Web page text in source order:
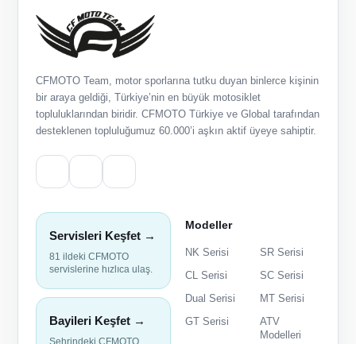
CFMOTO Team, motor sporlarına tutku duyan binlerce kişinin
bir araya geldiği, Türkiye’nin en büyük motosiklet
topluluklarından biridir. CFMOTO Türkiye ve Global tarafından
desteklenen topluluğumuz 60.000’i aşkın aktif üyeye sahiptir.
Servisleri Keşfet →
81 ildeki CFMOTO
servislerine hızlıca ulaş.
Bayileri Keşfet →
Modeller
NK Serisi
SR Serisi
CL Serisi
SC Serisi
Dual Serisi
MT Serisi
GT Serisi
ATV
Modelleri